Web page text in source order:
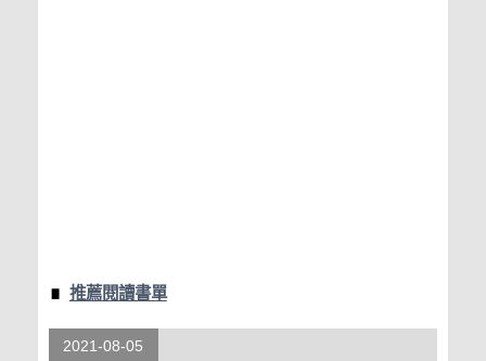
推薦閱讀書單
2021-08-05